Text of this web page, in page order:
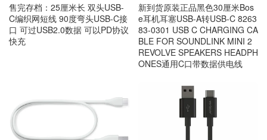
售完存档：25厘米长 双头USB-
C编织网短线 90度弯头USB-C接
口 可过USB2.0数据 可以PD协议
快充
新到货原装正品黑色30厘米Bos
e耳机耳塞USB-A转USB-C 8263
83-0301 USB C CHARGING CA
BLE FOR SOUNDLINK MINI 2
REVOLVE SPEAKERS HEADPH
ONES通用C口带数据供电线